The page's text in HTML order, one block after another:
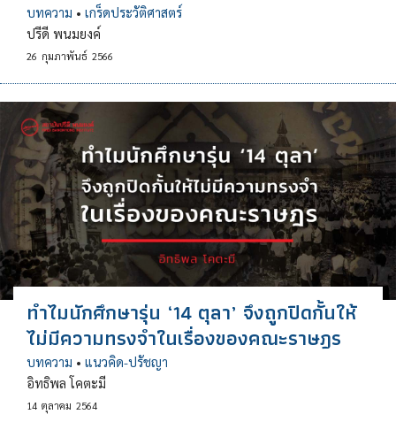
บทความ • เกร็ดประวัติศาสตร์
ปรีดี พนมยงค์
26 กุมภาพันธ์ 2566
ทำไมนักศึกษารุ่น ‘14 ตุลา’ จึงถูกปิดกั้นให้
ไม่มีความทรงจำในเรื่องของคณะราษฎร
บทความ • แนวคิด-ปรัชญา
อิทธิพล โคตะมี
14 ตุลาคม 2564